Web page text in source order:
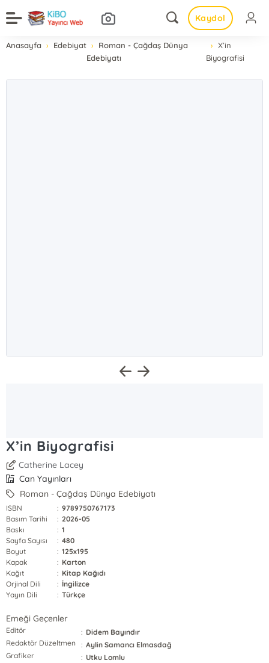
Kaydol
Anasayfa Edebiyat
Roman - Çağdaş Dünya
Edebiyatı
X’in
Biyografisi
X’in Biyografisi
Catherine Lacey
Can Yayınları
Roman - Çağdaş Dünya Edebiyatı
ISBN : 9789750767173
Basım Tarihi
: 2026-05
Baskı
: 1
Sayfa Sayısı
: 480
Boyut
: 125x195
Kapak
: Karton
Kağıt
: Kitap Kağıdı
Orjinal Dili
: İngilizce
Yayın Dili
: Türkçe
Emeği Geçenler
Editör : Didem Bayındır
Redaktör Düzeltmen
: Aylin Samancı Elmasdağ
Grafiker
: Utku Lomlu